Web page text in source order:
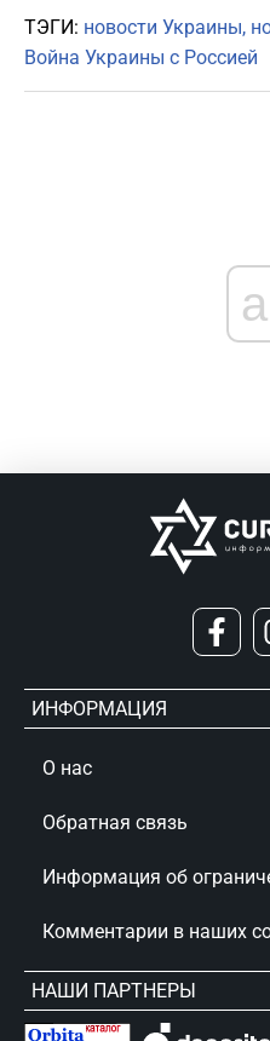
ТЭГИ: новости Украины
Война Украины с Россией
ИНФОРМАЦИЯ
О нас
Обратная связь
Информация об
Комментарии в наших
НАШИ ПАРТНЕРЫ